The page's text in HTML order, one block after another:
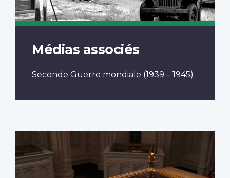
Médias associés
Seconde Guerre mondiale (1939 – 1945)